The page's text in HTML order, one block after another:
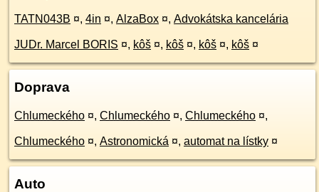
TATN043B ¤, 4in ¤, AlzaBox ¤, Advokátska kancelária
JUDr. Marcel BORIS ¤, kôš ¤, kôš ¤, kôš ¤, kôš ¤
Doprava
Chlumeckého ¤, Chlumeckého ¤, Chlumeckého ¤,
Chlumeckého ¤, Astronomická ¤, automat na lístky ¤
Auto